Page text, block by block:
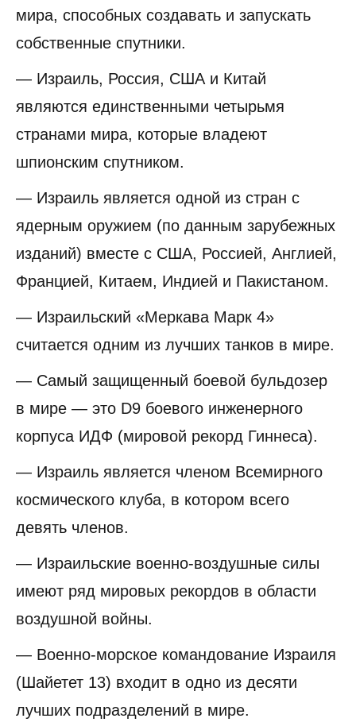
мира, способных создавать и запускать
собственные спутники.
— Израиль, Россия, США и Китай
являются единственными четырьмя
странами мира, которые владеют
шпионским спутником.
— Израиль является одной из стран с
ядерным оружием (по данным зарубежных
изданий) вместе с США, Россией, Англией,
Францией, Китаем, Индией и Пакистаном.
— Израильский «Меркава Марк 4»
считается одним из лучших танков в мире.
— Самый защищенный боевой бульдозер
в мире — это D9 боевого инженерного
корпуса ИДФ (мировой рекорд Гиннеса).
— Израиль является членом Всемирного
космического клуба, в котором всего
девять членов.
— Израильские военно-воздушные силы
имеют ряд мировых рекордов в области
воздушной войны.
— Военно-морское командование Израиля
(Шайетет 13) входит в одно из десяти
лучших подразделений в мире.